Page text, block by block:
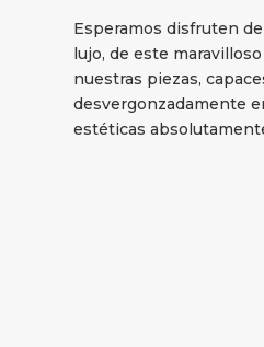
Esperamos disfruten
lujo, de este
nuestras piezas,
desvergonzadamente
estéticas